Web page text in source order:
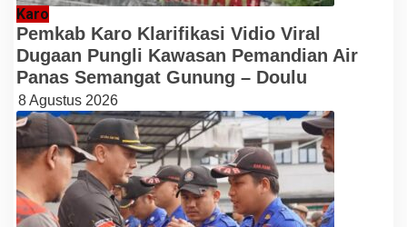
Karo
Pemkab Karo Klarifikasi Vidio Viral
Dugaan Pungli Kawasan Pemandian Air
Panas Semangat Gunung – Doulu
8 Agustus 2026